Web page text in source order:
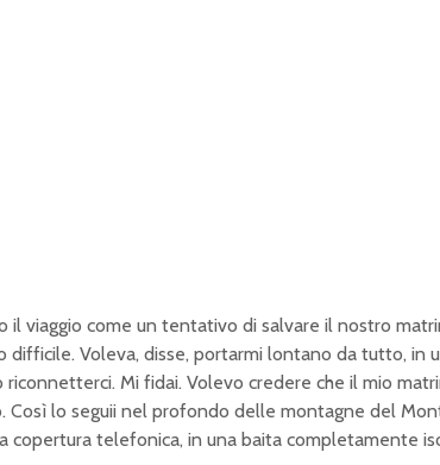
il viaggio come un tentativo di salvare il nostro
difficile. Voleva, disse, portarmi lontano da tutto, in
Mi fidai. Volevo credere che il mio
Così lo seguii nel profondo delle montagne del
copertura telefonica, in una baita completamente